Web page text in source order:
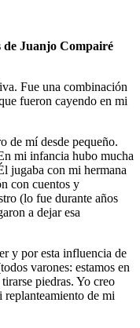
de Juanjo Compairé
Fue una combinación
fueron cayendo en mi
de mí desde pequeño.
mi infancia hubo mucha
jugaba con mi hermana
con cuentos y
(lo fue durante años
a dejar esa
y por esta influencia de
varones: estamos en
piedras. Yo creo
replanteamiento de mi